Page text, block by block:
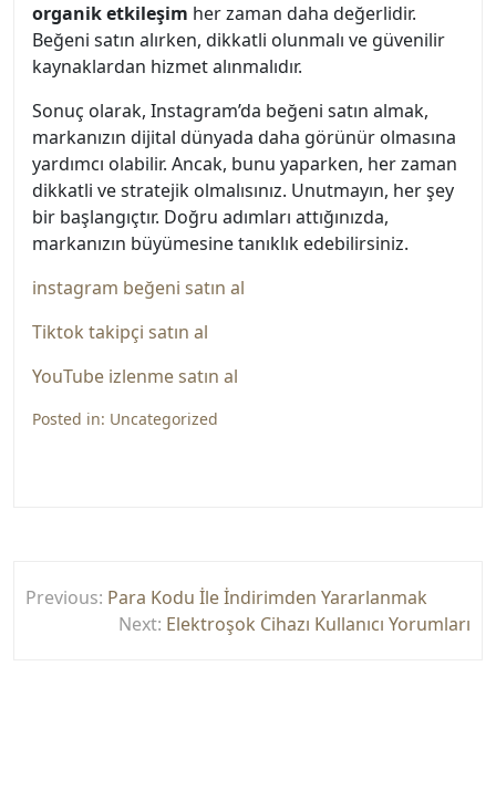
organik etkileşim her zaman daha değerlidir.
Beğeni satın alırken, dikkatli olunmalı ve güvenilir
kaynaklardan hizmet alınmalıdır.
Sonuç olarak, Instagram’da beğeni satın almak,
markanızın dijital dünyada daha görünür olmasına
yardımcı olabilir. Ancak, bunu yaparken, her zaman
dikkatli ve stratejik olmalısınız. Unutmayın, her şey
bir başlangıçtır. Doğru adımları attığınızda,
markanızın büyümesine tanıklık edebilirsiniz.
instagram beğeni satın al
Tiktok takipçi satın al
YouTube izlenme satın al
Posted in: Uncategorized
gezinmesi
Previous: Para Kodu İle İndirimden Yararlanmak
Next: Elektroşok Cihazı Kullanıcı Yorumları